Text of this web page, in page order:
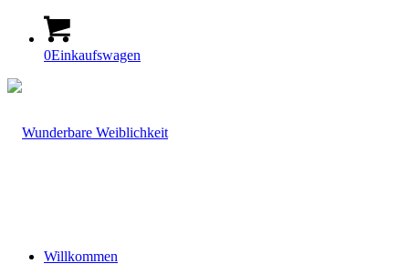
0Einkaufswagen
Willkommen